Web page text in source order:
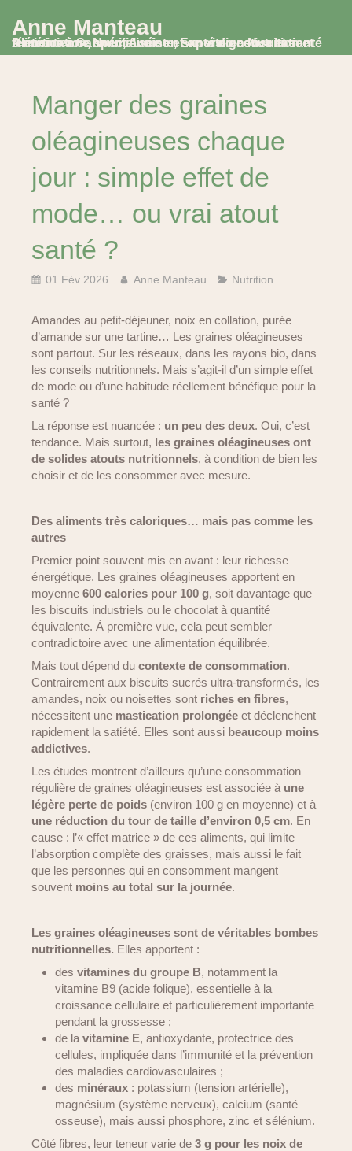
Anne Manteau
Diététicienne Nutritionniste, Experte en Nutrition et Alimentation, spécialisée en santé digestive et santé féminine à Saumur, Avoine et en visio consultation
Manger des graines
oléagineuses chaque
jour : simple effet de
mode… ou vrai atout
santé ?
01 Fév 2026 Anne Manteau Nutrition
Amandes au petit-déjeuner, noix en collation, purée
d’amande sur une tartine… Les graines oléagineuses
sont partout. Sur les réseaux, dans les rayons bio, dans
les conseils nutritionnels. Mais s’agit-il d’un simple effet
de mode ou d’une habitude réellement bénéfique pour la
santé ?
La réponse est nuancée : un peu des deux. Oui, c’est
tendance. Mais surtout, les graines oléagineuses ont
de solides atouts nutritionnels, à condition de bien les
choisir et de les consommer avec mesure.
Des aliments très caloriques… mais pas comme les
autres
Premier point souvent mis en avant : leur richesse
énergétique. Les graines oléagineuses apportent en
moyenne 600 calories pour 100 g, soit davantage que
les biscuits industriels ou le chocolat à quantité
équivalente. À première vue, cela peut sembler
contradictoire avec une alimentation équilibrée.
Mais tout dépend du contexte de consommation.
Contrairement aux biscuits sucrés ultra-transformés, les
amandes, noix ou noisettes sont riches en fibres,
nécessitent une mastication prolongée et déclenchent
rapidement la satiété. Elles sont aussi beaucoup moins
addictives.
Les études montrent d’ailleurs qu’une consommation
régulière de graines oléagineuses est associée à une
légère perte de poids (environ 100 g en moyenne) et à
une réduction du tour de taille d’environ 0,5 cm. En
cause : l’« effet matrice » de ces aliments, qui limite
l’absorption complète des graisses, mais aussi le fait
que les personnes qui en consomment mangent
souvent moins au total sur la journée.
Les graines oléagineuses sont de véritables bombes
nutritionnelles. Elles apportent :
des vitamines du groupe B, notamment la
vitamine B9 (acide folique), essentielle à la
croissance cellulaire et particulièrement importante
pendant la grossesse ;
de la vitamine E, antioxydante, protectrice des
cellules, impliquée dans l’immunité et la prévention
des maladies cardiovasculaires ;
des minéraux : potassium (tension artérielle),
magnésium (système nerveux), calcium (santé
osseuse), mais aussi phosphore, zinc et sélénium.
Côté fibres, leur teneur varie de 3 g pour les noix de